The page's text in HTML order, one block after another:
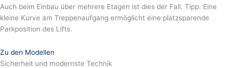
Auch beim Einbau über mehrere Etagen ist dies der Fall. Tipp: Eine
kleine Kurve am Treppenaufgang ermöglicht eine platzsparende
Parkposition des Lifts.
Zu den Modellen
Sicherheit und modernste Technik